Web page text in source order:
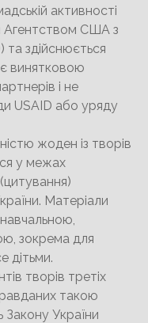
активності
Агентством США з
та здійснюється
є винятковою
і не
USAID або уряду
жоден із творів
у межах
Матеріали
зокрема для
дітьми.
творів третіх
такою
України